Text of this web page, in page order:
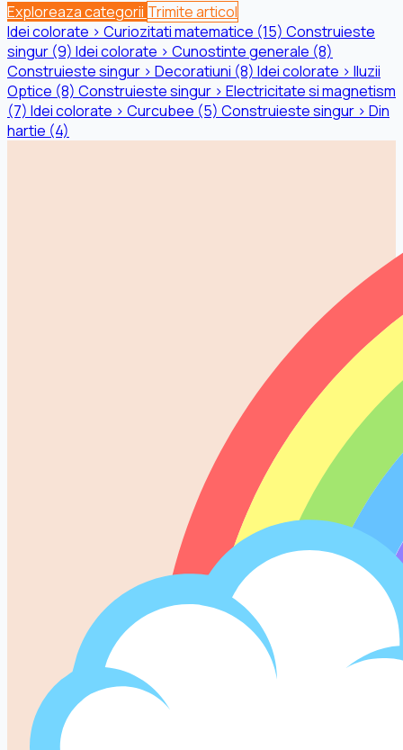
Exploreaza categorii Trimite articol
Idei colorate › Curiozitati matematice (15) Construieste
singur (9) Idei colorate › Cunostinte generale (8)
Construieste singur › Decoratiuni (8) Idei colorate › Iluzii
Optice (8) Construieste singur › Electricitate si magnetism
(7) Idei colorate › Curcubee (5) Construieste singur › Din
hartie (4)